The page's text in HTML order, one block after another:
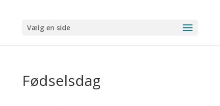
Vælg en side
Fødselsdag